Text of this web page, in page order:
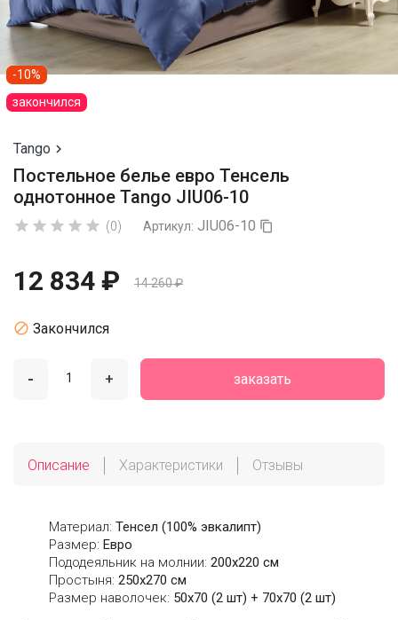
-10%
закончился
Tango 
Постельное белье евро Тенсель
однотонное Tango JIU06-10
     (0) Артикул: JIU06-10 
12 834 ₽ 14 260 ₽
 Закончился
- + заказать
Описание Характеристики Отзывы
Материал: Тенсел (100% эвкалипт)
Размер: Евро
Пододеяльник на молнии: 200х220 см
Простыня: 250х270 см
Размер наволочек: 50x70 (2 шт) + 70x70 (2 шт)